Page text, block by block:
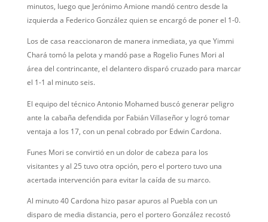
minutos, luego que Jerónimo Amione mandó centro desde la
izquierda a Federico González quien se encargó de poner el 1-0.
Los de casa reaccionaron de manera inmediata, ya que Yimmi
Chará tomó la pelota y mandó pase a Rogelio Funes Mori al
área del contrincante, el delantero disparó cruzado para marcar
el 1-1 al minuto seis.
El equipo del técnico Antonio Mohamed buscó generar peligro
ante la cabaña defendida por Fabián Villaseñor y logró tomar
ventaja a los 17, con un penal cobrado por Edwin Cardona.
Funes Mori se convirtió en un dolor de cabeza para los
visitantes y al 25 tuvo otra opción, pero el portero tuvo una
acertada intervención para evitar la caída de su marco.
Al minuto 40 Cardona hizo pasar apuros al Puebla con un
disparo de media distancia, pero el portero González recostó